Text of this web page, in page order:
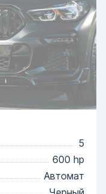
5
600 hp
Автомат